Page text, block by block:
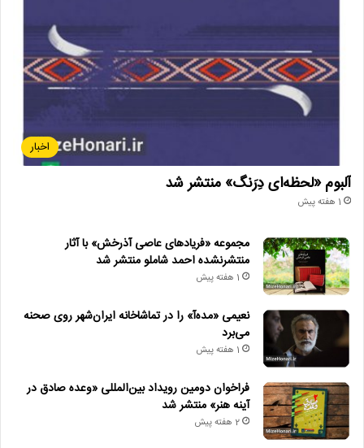
اخبار
آلبوم «لحظه‌ای دِرَنگ» منتشر شد
1 هفته پیش
مجموعه «فریادهای عاصی آذرخش» با آثار
منتشرنشده احمد شاملو منتشر شد
1 هفته پیش
نعیمی «مده‌آ» را در تماشاخانه ایران‌شهر روی صحنه
می‌برد
1 هفته پیش
فراخوان دومین رویداد بین‌المللی «وعده صادق در
آینه هنر» منتشر شد
2 هفته پیش